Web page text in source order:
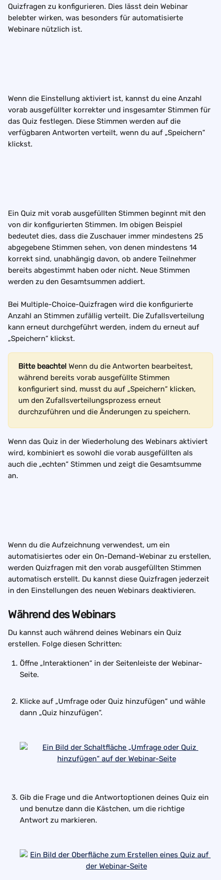
Quizfragen zu konfigurieren. Dies lässt dein Webinar
belebter wirken, was besonders für automatisierte
Webinare nützlich ist.
Wenn die Einstellung aktiviert ist, kannst du eine Anzahl
vorab ausgefüllter korrekter und insgesamter Stimmen für
das Quiz festlegen. Diese Stimmen werden auf die
verfügbaren Antworten verteilt, wenn du auf „Speichern“
klickst.
Ein Quiz mit vorab ausgefüllten Stimmen beginnt mit den
von dir konfigurierten Stimmen. Im obigen Beispiel
bedeutet dies, dass die Zuschauer immer mindestens 25
abgegebene Stimmen sehen, von denen mindestens 14
korrekt sind, unabhängig davon, ob andere Teilnehmer
bereits abgestimmt haben oder nicht. Neue Stimmen
werden zu den Gesamtsummen addiert.
Bei Multiple-Choice-Quizfragen wird die konfigurierte
Anzahl an Stimmen zufällig verteilt. Die Zufallsverteilung
kann erneut durchgeführt werden, indem du erneut auf
„Speichern“ klickst.
Bitte beachte! Wenn du die Antworten bearbeitest,
während bereits vorab ausgefüllte Stimmen
konfiguriert sind, musst du auf „Speichern“ klicken,
um den Zufallsverteilungsprozess erneut
durchzuführen und die Änderungen zu speichern.
Wenn das Quiz in der Wiederholung des Webinars aktiviert
wird, kombiniert es sowohl die vorab ausgefüllten als
auch die „echten“ Stimmen und zeigt die Gesamtsumme
an.
Wenn du die Aufzeichnung verwendest, um ein
automatisiertes oder ein On-Demand-Webinar zu erstellen,
werden Quizfragen mit den vorab ausgefüllten Stimmen
automatisch erstellt. Du kannst diese Quizfragen jederzeit
in den Einstellungen des neuen Webinars deaktivieren.
Während des Webinars
Du kannst auch während deines Webinars ein Quiz
erstellen. Folge diesen Schritten:
Öffne „Interaktionen“ in der Seitenleiste der Webinar-
Seite.
Klicke auf „Umfrage oder Quiz hinzufügen“ und wähle
dann „Quiz hinzufügen“.
Gib die Frage und die Antwortoptionen deines Quiz ein
und benutze dann die Kästchen, um die richtige
Antwort zu markieren.